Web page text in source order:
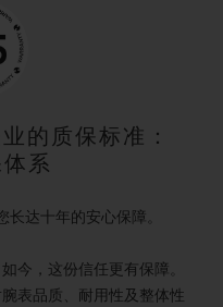
的质保标准：
系
达十年的安心保障。
今，这份信任更有保障。
表品质、耐用性及整体性